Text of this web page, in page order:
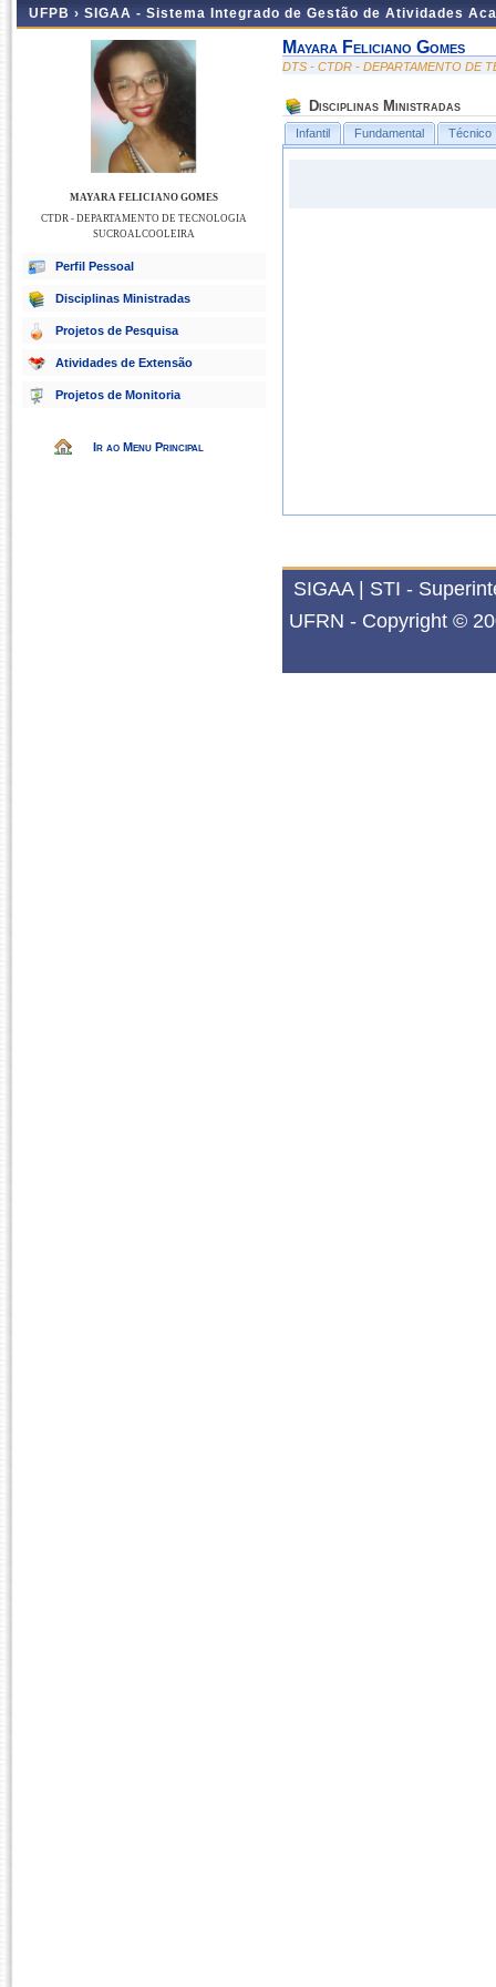
UFPB › SIGAA - Sistema Integrado de Gestão de Atividades
MAYARA FELICIANO GOMES
CTDR - DEPARTAMENTO DE TECNOLOGIA
SUCROALCOOLEIRA
Perfil Pessoal
Disciplinas Ministradas
Projetos de Pesquisa
Atividades de Extensão
Projetos de Monitoria
Ir ao Menu Principal
Mayara Feliciano Gomes
DTS - CTDR - DEPARTAMENTO DE
Disciplinas Ministradas
Infantil Fundamental Técnico
SIGAA | STI -
UFRN - Copyright ©